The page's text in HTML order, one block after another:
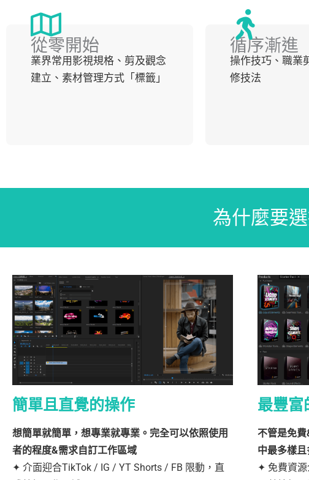
從零開始
業界常用影視規格、剪及觀念
建立、素材管理方式「標籤」
循序漸進
操作技巧、職業
修技法
為什麼要
簡單且直覺的操作
想簡單就簡單，想專業就專業。完全可以依照使用
者的程度&需求自訂工作區域
✦ 介面迎合TikTok / IG / YT Shorts / FB 限動，直
最豐富
不管是免
中最多樣
✦ 免費資源